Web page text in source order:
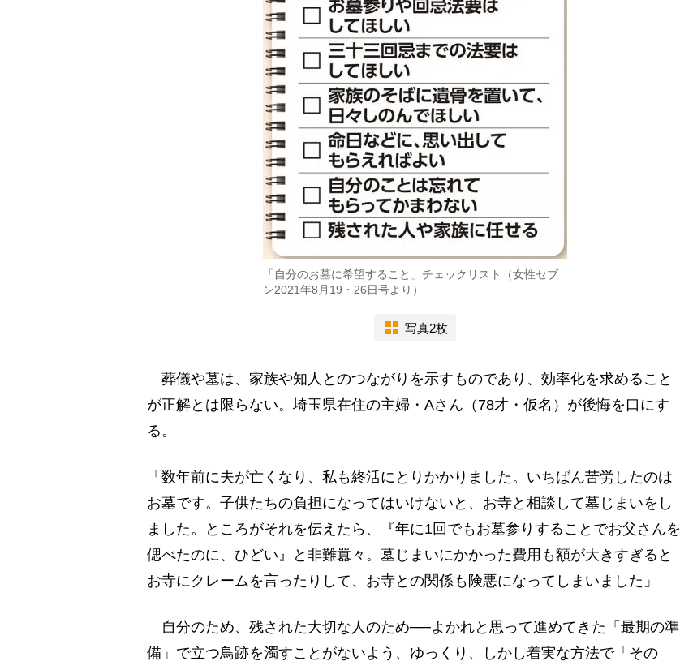
「自分のお墓に希望すること」チェックリスト（女性セブ
ン2021年8月19・26日号より）
写真2枚
葬儀や墓は、家族や知人とのつながりを示すものであり、効率化を求めること
が正解とは限らない。埼玉県在住の主婦・Aさん（78才・仮名）が後悔を口にす
る。
「数年前に夫が亡くなり、私も終活にとりかかりました。いちばん苦労したのは
お墓です。子供たちの負担になってはいけないと、お寺と相談して墓じまいをし
ました。ところがそれを伝えたら、『年に1回でもお墓参りすることでお父さんを
偲べたのに、ひどい』と非難囂々。墓じまいにかかった費用も額が大きすぎると
お寺にクレームを言ったりして、お寺との関係も険悪になってしまいました」
自分のため、残された大切な人のため──よかれと思って進めてきた「最期の準
備」で立つ鳥跡を濁すことがないよう、ゆっくり、しかし着実な方法で「その